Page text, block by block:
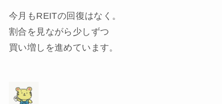
今月もREITの回復はなく。
割合を見ながら少しずつ
買い増しを進めています。